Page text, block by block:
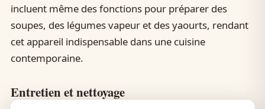
incluent même des fonctions pour préparer des
soupes, des légumes vapeur et des yaourts, rendant
cet appareil indispensable dans une cuisine
contemporaine.
Entretien et nettoyage